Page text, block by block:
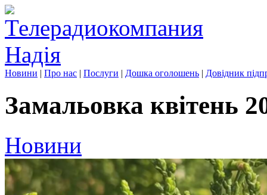
Новини | Про нас | Послуги | Дошка оголошень | Довідник
Замальовка квітень
Новини